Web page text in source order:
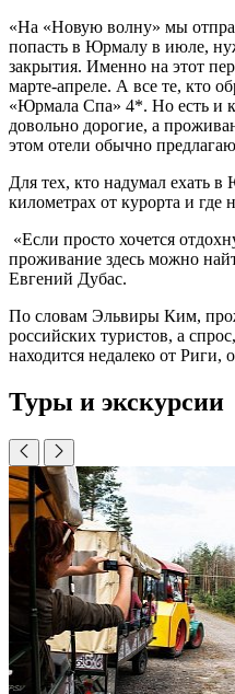
«На «Новую волну» мы
попасть в Юрмалу в июле,
закрытия. Именно на этот
марте-апреле. А все те, кто
«Юрмала Спа» 4*. Но есть и
довольно дорогие, а
этом отели обычно
Для тех, кто надумал ехать
километрах от курорта и где
«Если просто хочется
проживание здесь можно
Евгений Дубас.
По словам Эльвиры Ким,
российских туристов, а
находится недалеко от Риги,
Туры и экскурсии